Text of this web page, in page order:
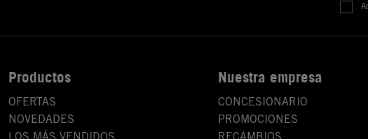
Productos
OFERTAS
NOVEDADES
Nuestra empresa
CONCESIONARIO
PROMOCIONES